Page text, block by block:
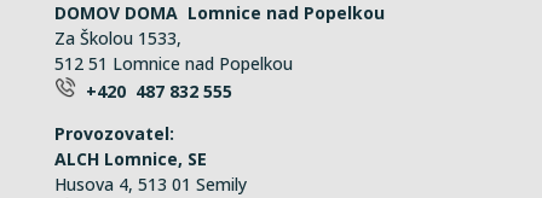
DOMOV DOMA Lomnice nad Popelkou
Za Školou 1533,
512 51 Lomnice nad Popelkou
+420 487 832 555
Provozovatel:
ALCH Lomnice, SE
Husova 4, 513 01 Semily